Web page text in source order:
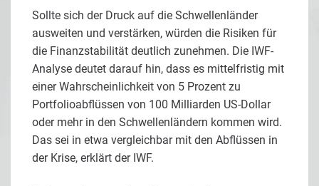
Sollte sich der Druck auf die Schwellenländer
ausweiten und verstärken, würden die Risiken für
die Finanzstabilität deutlich zunehmen. Die IWF-
Analyse deutet darauf hin, dass es mittelfristig mit
einer Wahrscheinlichkeit von 5 Prozent zu
Portfolioabflüssen von 100 Milliarden US-Dollar
oder mehr in den Schwellenländern kommen wird.
Das sei in etwa vergleichbar mit den Abflüssen in
der Krise, erklärt der IWF.